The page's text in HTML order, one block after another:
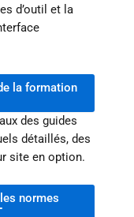
d’outil et la
la formation
des guides
détaillés, des
site en option.
normes